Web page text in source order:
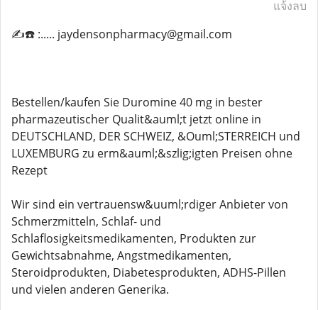
แจ้งลบ
✍️☎️ :..... jaydensonpharmacy@gmail.com
Bestellen/kaufen Sie Duromine 40 mg in bester
pharmazeutischer Qualit&auml;t jetzt online in
DEUTSCHLAND, DER SCHWEIZ, &Ouml;STERREICH und
LUXEMBURG zu erm&auml;&szlig;igten Preisen ohne
Rezept
Wir sind ein vertrauensw&uuml;rdiger Anbieter von
Schmerzmitteln, Schlaf- und
Schlaflosigkeitsmedikamenten, Produkten zur
Gewichtsabnahme, Angstmedikamenten,
Steroidprodukten, Diabetesprodukten, ADHS-Pillen
und vielen anderen Generika.